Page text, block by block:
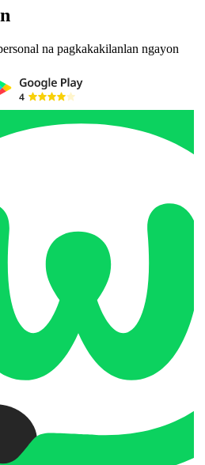
na pagkakakilanlan ngayon